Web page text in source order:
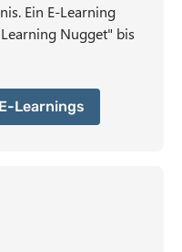
Ein E-Learning
Nugget" bis
Learnings